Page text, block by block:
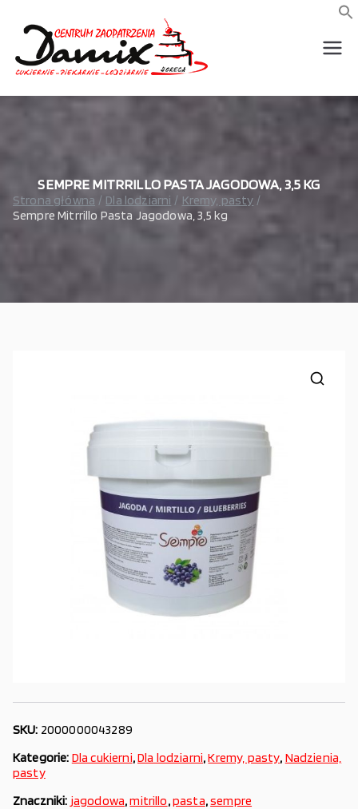
treści
wszystko
dla
gastrono
wszystko dla piekarni,
SEMPRE MITRRILLO PASTA JAGODOWA, 3,5 KG
Strona główna Dla lodziarni
Kremy, pasty
Sempre Mitrrillo Pasta Jagodowa, 3,5 kg
SKU: 2000000043289
Kategorie: Dla cukierni,Dla lodziarni,Kremy, pasty, Nadzienia,
pasty
Znaczniki: jagodowa,mitrillo,pasta,sempre